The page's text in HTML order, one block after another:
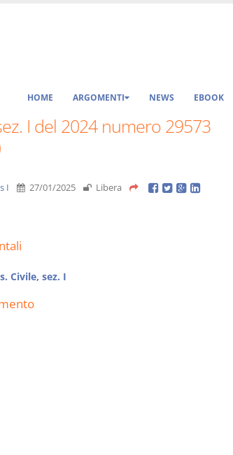
HOME ARGOMENTI NEWS EBOOK
I del 2024 numero 29573
I 27/01/2025 Libera
Civile, sez. I